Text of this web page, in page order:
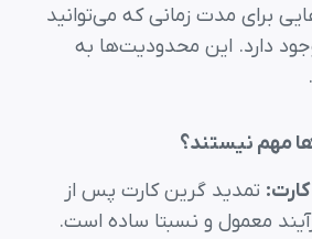
برای مدت زمانی که می‌توانید
دارد. این محدودیت‌ها به
مهم نیستند؟
: تمدید گرین کارت پس از
معمول و نسبتا ساده است.